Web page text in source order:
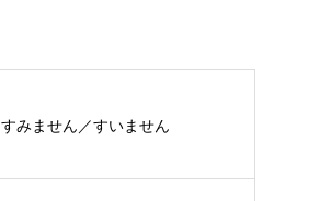
すみません／すいません